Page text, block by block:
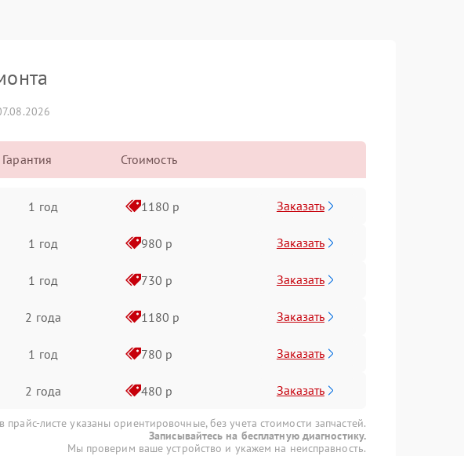
Гарантия Стоимость
1 год 1180 р Заказать
1 год 980 р Заказать
1 год 730 р Заказать
2 года 1180 р Заказать
1 год 780 р Заказать
2 года 480 р Заказать
прайс-листе указаны ориентировочные, без учета стоимости запчастей.
Записывайтесь на бесплатную диагностику.
Мы проверим ваше устройство и укажем на неисправность.